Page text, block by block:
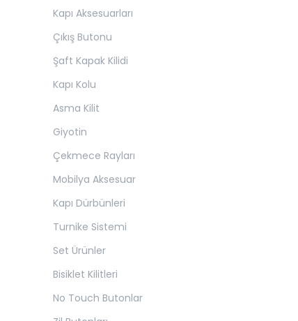
Kapı Aksesuarları
Çıkış Butonu
Şaft Kapak Kilidi
Kapı Kolu
Asma Kilit
Giyotin
Çekmece Rayları
Mobilya Aksesuar
Kapı Dürbünleri
Turnike Sistemi
Set Ürünler
Bisiklet Kilitleri
No Touch Butonlar